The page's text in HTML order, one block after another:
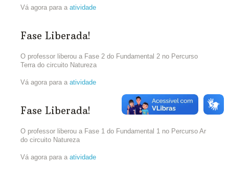
Vá agora para a atividade
Fase Liberada!
O professor liberou a Fase 2 do Fundamental 2 no Percurso
Terra do circuito Natureza
Vá agora para a atividade
Fase Liberada!
O professor liberou a Fase 1 do Fundamental 1 no Percurso Ar
do circuito Natureza
Vá agora para a atividade